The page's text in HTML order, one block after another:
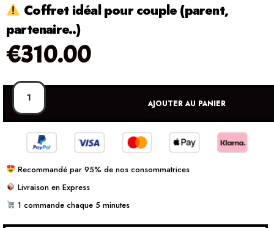
Coffret idéal pour couple (parent,
partenaire..)
€310.00
AJOUTER AU PANIER
Recommandé par 95% de nos consommatrices
Livraison en Express
1 commande chaque 5 minutes